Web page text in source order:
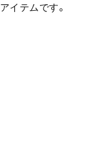
イテムです。